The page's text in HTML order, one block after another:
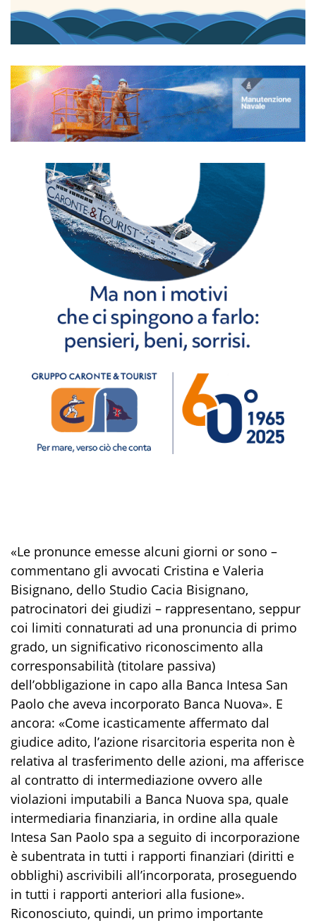
«Le pronunce emesse alcuni giorni or sono –
commentano gli avvocati Cristina e Valeria
Bisignano, dello Studio Cacia Bisignano,
patrocinatori dei giudizi – rappresentano, seppur
coi limiti connaturati ad una pronuncia di primo
grado, un significativo riconoscimento alla
corresponsabilità (titolare passiva)
dell’obbligazione in capo alla Banca Intesa San
Paolo che aveva incorporato Banca Nuova». E
ancora: «Come icasticamente affermato dal
giudice adito, l’azione risarcitoria esperita non è
relativa al trasferimento delle azioni, ma afferisce
al contratto di intermediazione ovvero alle
violazioni imputabili a Banca Nuova spa, quale
intermediaria finanziaria, in ordine alla quale
Intesa San Paolo spa a seguito di incorporazione
è subentrata in tutti i rapporti finanziari (diritti e
obblighi) ascrivibili all’incorporata, proseguendo
in tutti i rapporti anteriori alla fusione».
Riconosciuto, quindi, un primo importante